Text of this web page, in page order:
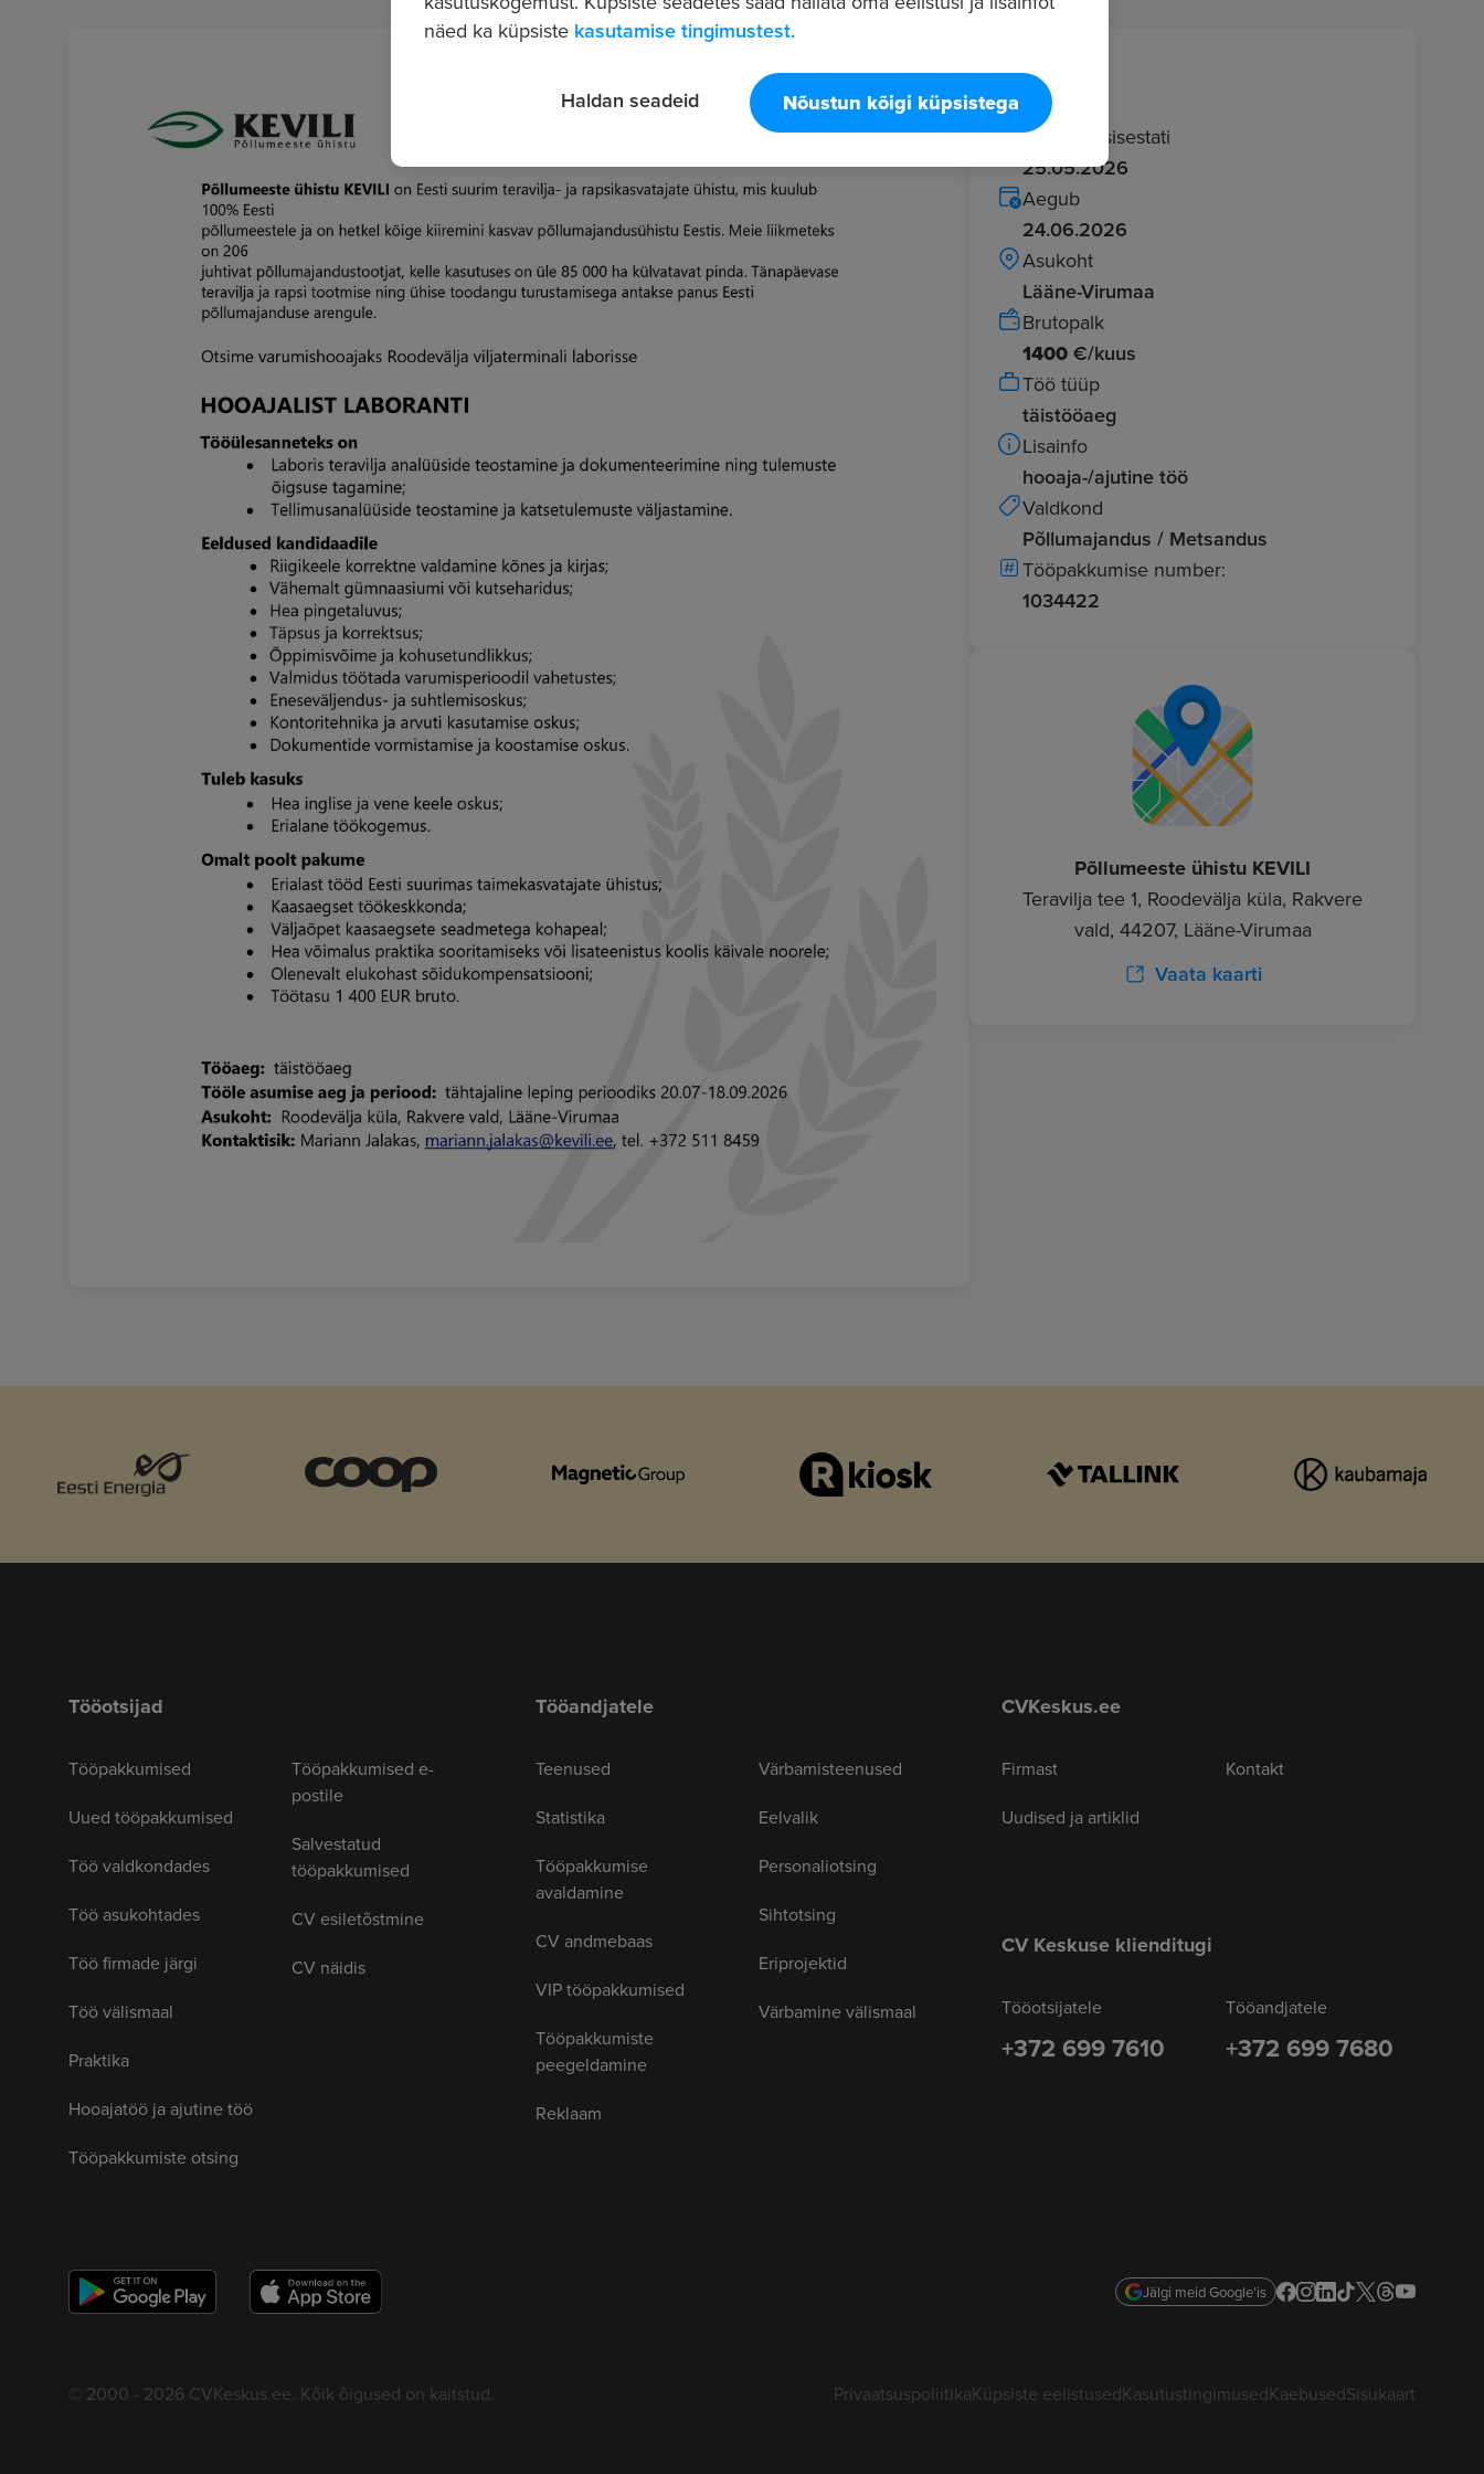
Info
Kuulutus sisestati
25.05.2026
Aegub
24.06.2026
Asukoht
Lääne-Virumaa
Brutopalk
1400 €/kuus
Töö tüüp
täistööaeg
Lisainfo
hooaja-/ajutine töö
Valdkond
Põllumajandus / Metsandus
Tööpakkumise number:
1034422
Põllumeeste ühistu KEVILI
Teravilja tee 1, Roodevälja küla, Rakvere
vald, 44207, Lääne-Virumaa
Vaata kaarti
Tööotsijad
Tööpakkumised
Uued tööpakkumised
Töö valdkondades
Töö asukohtades
Töö firmade järgi
Töö välismaal
Praktika
Hooajatöö ja ajutine töö
Tööpakkumiste otsing
Tööpakkumised e-
postile
Salvestatud
tööpakkumised
CV esiletõstmine
CV näidis
Tööandjatele
Teenused
Statistika
Tööpakkumise
avaldamine
CV andmebaas
VIP tööpakkumised
Tööpakkumiste
peegeldamine
Reklaam
Värbamisteenused
Eelvalik
Personaliotsing
Sihtotsing
Eriprojektid
Värbamine välismaal
CVKeskus.ee
Firmast
Uudised ja artiklid
Kontakt
CV Keskuse klienditugi
Tööotsijatele
+372 699 7610
Tööandjatele
+372 699 7680
Jälgi meid Google'is
© 2000 - 2026 CVKeskus.ee. Kõik õigused on kaitstud. PrivaatsuspoliitikaKüpsiste eelistusedKasutustingimusedKaebusedSisukaart
näed ka küpsiste kasutamise tingimustest.
Nõustun kõigi küpsistega
Haldan seadeid